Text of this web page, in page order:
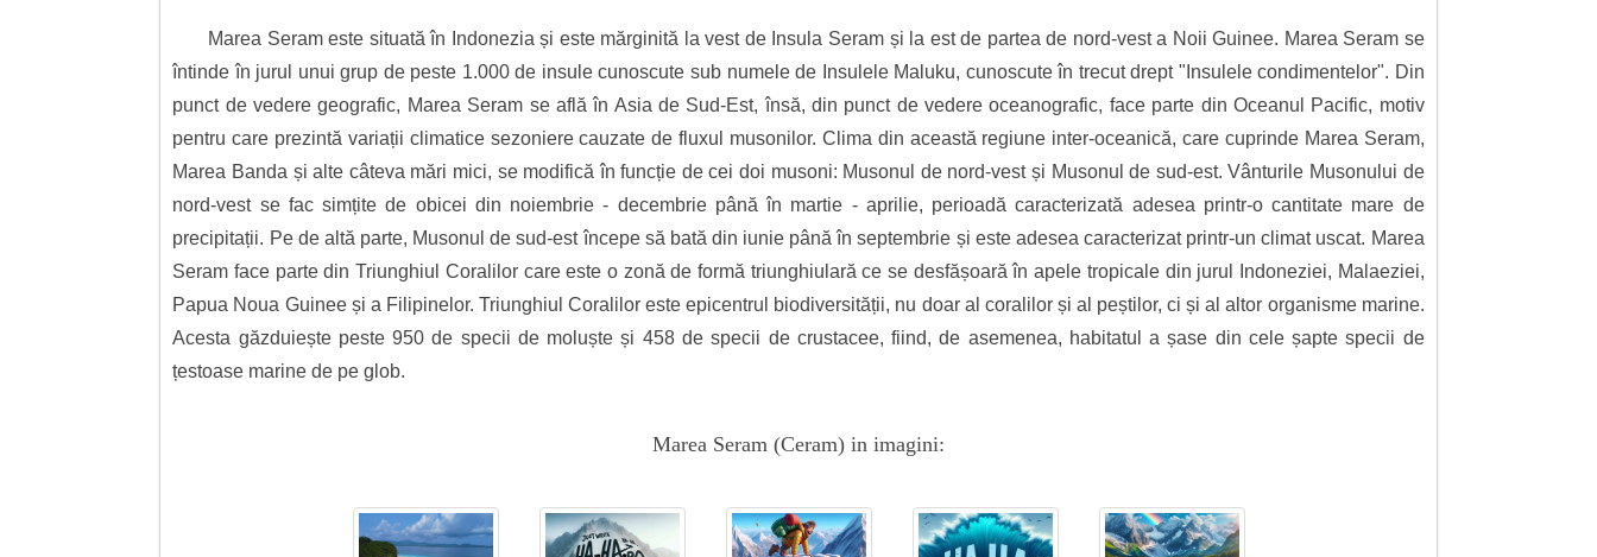
Marea Seram este situată în Indonezia și este mărginită la vest de Insula Seram și la est de partea de nord-vest a Noii Guinee. Marea Seram se
întinde în jurul unui grup de peste 1.000 de insule cunoscute sub numele de Insulele Maluku, cunoscute în trecut drept "Insulele condimentelor". Din
punct de vedere geografic, Marea Seram se află în Asia de Sud-Est, însă, din punct de vedere oceanografic, face parte din Oceanul Pacific, motiv
pentru care prezintă variații climatice sezoniere cauzate de fluxul musonilor. Clima din această regiune inter-oceanică, care cuprinde Marea Seram,
Marea Banda și alte câteva mări mici, se modifică în funcție de cei doi musoni: Musonul de nord-vest și Musonul de sud-est. Vânturile Musonului de
nord-vest se fac simțite de obicei din noiembrie - decembrie până în martie - aprilie, perioadă caracterizată adesea printr-o cantitate mare de
precipitații. Pe de altă parte, Musonul de sud-est începe să bată din iunie până în septembrie și este adesea caracterizat printr-un climat uscat. Marea
Seram face parte din Triunghiul Coralilor care este o zonă de formă triunghiulară ce se desfășoară în apele tropicale din jurul Indoneziei, Malaeziei,
Papua Noua Guinee și a Filipinelor. Triunghiul Coralilor este epicentrul biodiversității, nu doar al coralilor și al peștilor, ci și al altor organisme marine.
Acesta găzduiește peste 950 de specii de moluște și 458 de specii de crustacee, fiind, de asemenea, habitatul a șase din cele șapte specii de
țestoase marine de pe glob.
Marea Seram (Ceram) in imagini: